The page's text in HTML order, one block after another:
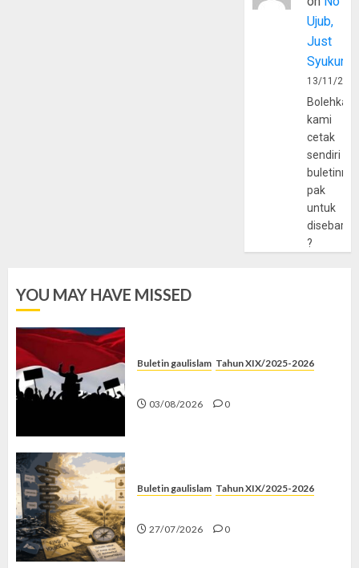
Ujub,
Just
Syukur
13/11/
Bolehkah
kami
cetak
sendiri
pak
untuk
?
YOU MAY HAVE MISSED
Buletin gaulislam Tahun XIX/2025-2026
03/08/2026 0
Buletin gaulislam Tahun XIX/2025-2026
27/07/2026 0